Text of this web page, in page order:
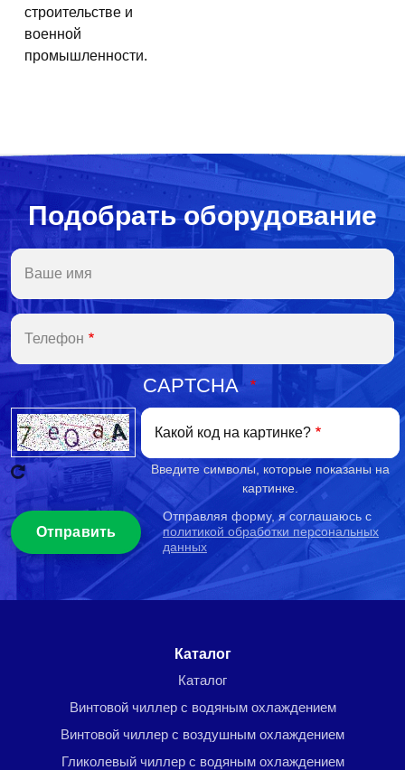
строительстве и
военной
промышленности.
Подобрать оборудование
Ваше имя
Телефон
CAPTCHA
Какой код на картинке?
Введите символы, которые показаны на
картинке.
Отправляя форму, я соглашаюсь с
политикой обработки персональных
данных
Каталог
Каталог
Винтовой чиллер с водяным охлаждением
Винтовой чиллер с воздушным охлаждением
Гликолевый чиллер с водяным охлаждением